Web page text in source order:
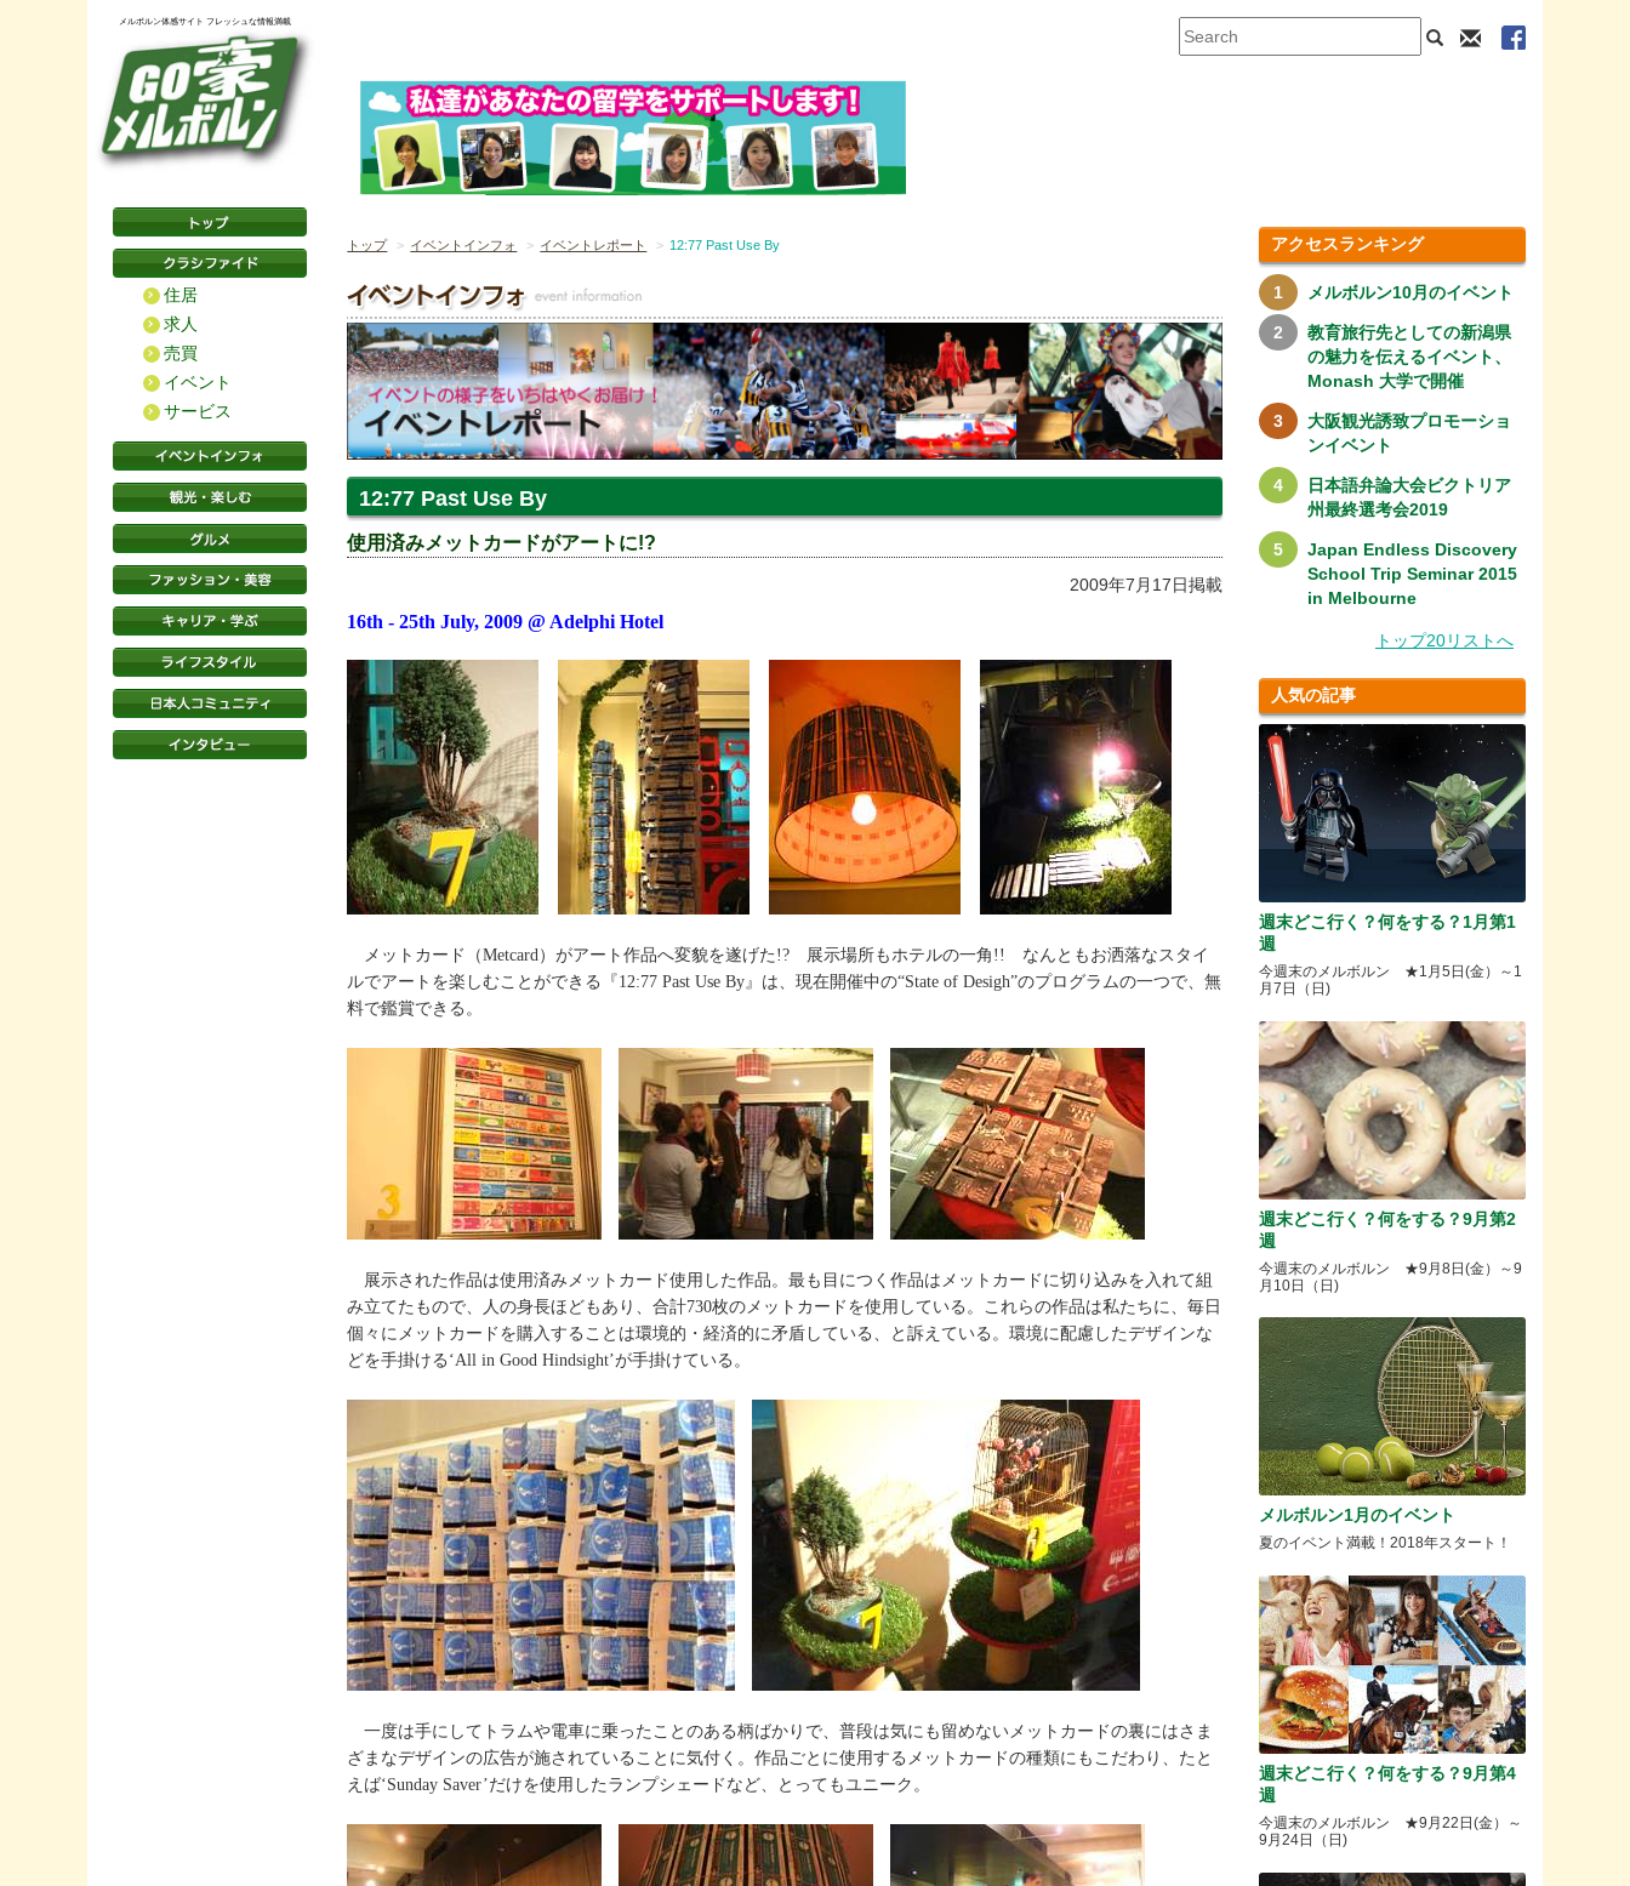
メルボルン体感サイト フレッシュな情報満載
住居
求人
売買
イベント
サービス
トップ イベントインフォ イベントレポート 12:77 Past Use By
12:77 Past Use By
使用済みメットカードがアートに!?
2009年7月17日掲載
16th - 25th July, 2009 @ Adelphi Hotel
メットカード（Metcard）がアート作品へ変貌を遂げた!? 展示場所もホテルの一角!! なんともお洒落なスタイ
ルでアートを楽しむことができる『12:77 Past Use By』は、現在開催中の“State of Desigh”のプログラムの一つで、無
料で鑑賞できる。
展示された作品は使用済みメットカード使用した作品。最も目につく作品はメットカードに切り込みを入れて組
み立てたもので、人の身長ほどもあり、合計730枚のメットカードを使用している。これらの作品は私たちに、毎日
個々にメットカードを購入することは環境的・経済的に矛盾している、と訴えている。環境に配慮したデザインな
どを手掛ける‘All in Good Hindsight’が手掛けている。
一度は手にしてトラムや電車に乗ったことのある柄ばかりで、普段は気にも留めないメットカードの裏にはさま
ざまなデザインの広告が施されていることに気付く。作品ごとに使用するメットカードの種類にもこだわり、たと
えば‘Sunday Saver’だけを使用したランプシェードなど、とってもユニーク。
アクセスランキング
メルボルン10月のイベント
教育旅行先としての新潟県
の魅力を伝えるイベント、
Monash 大学で開催
大阪観光誘致プロモーショ
ンイベント
日本語弁論大会ビクトリア
州最終選考会2019
Japan Endless Discovery
School Trip Seminar 2015
in Melbourne
トップ20リストへ
人気の記事
週末どこ行く？何をする？1月第1
週
今週末のメルボルン ★1月5日(金）～1
月7日（日)
週末どこ行く？何をする？9月第2
週
今週末のメルボルン ★9月8日(金）～9
月10日（日)
メルボルン1月のイベント
夏のイベント満載！2018年スタート！
週末どこ行く？何をする？9月第4
週
今週末のメルボルン ★9月22日(金）～
9月24日（日)